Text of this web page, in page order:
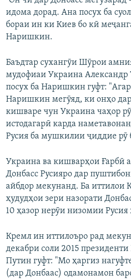
идома дорад. Ана посух ба
бораи ин ки Киев бо кӣ
Наришкин.
Баъдтар сухангӯи Шӯрои
мудофиаи Украина Александр
посух ба Наришкин гуфт: "Агар
Наришкин мегӯяд, ки онҳо
кишваре чун Украина чаҳор
истодагарӣ карда
Русия ба мушкилии ҷиддие рӯ
Украина ва кишварҳои Ғарбӣ
Донбасс Русияро дар
айбдор мекунанд. Ба иттилои
ҳудудҳои зери назорати
10 ҳазор нерӯи низомии Русия
Кремл ин иттилоъро рад
декабри соли 2015
Путин гуфт: "Мо ҳаргиз
(дар Донбаас) одамонамон